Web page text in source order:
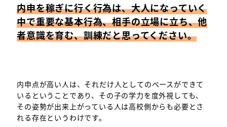
内申を稼ぎに行く行為は、大人になっていく
中で重要な基本行為、相手の立場に立ち、他
者意識を育む、訓練だと思ってください。
内申点が高い人は、それだけ人としてのベースができて
いるということであり、その子の学力を度外視しても、
その姿勢が出来上がっている人は高校側からも必要とさ
れる存在というわけです。